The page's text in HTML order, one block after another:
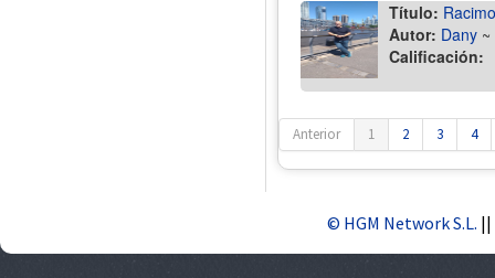
Título:
Autor: Dany ~
Calificación:
Anterior 1 2 3 4
© HGM Network S.L. ||